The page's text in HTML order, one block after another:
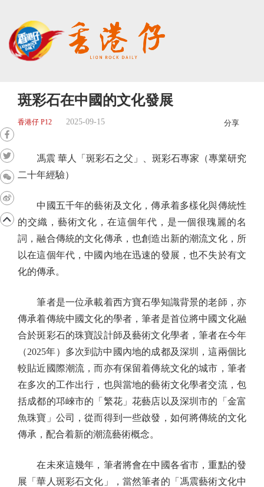
斑彩石在中國的文化發展
香港仔 P12 2025-09-15 分享
馮震 華人「斑彩石之父」、斑彩石專家（專業研究
二十年經驗）
中國五千年的藝術及文化，傳承着多樣化與傳統性
的交織，藝術文化，在這個年代，是一個很瑰麗的名
詞，融合傳統的文化傳承，也創造出新的潮流文化，所
以在這個年代，中國內地在迅速的發展，也不失於有文
化的傳承。
筆者是一位承載着西方寶石學知識背景的老師，亦
傳承着傳統中國文化的學者，筆者是首位將中國文化融
合於斑彩石的珠寶設計師及藝術文化學者，筆者在今年
（2025年）多次到訪中國內地的成都及深圳，這兩個比
較貼近國際潮流，而亦有保留着傳統文化的城市，筆者
在多次的工作出行，也與當地的藝術文化學者交流，包
括成都的邛崍市的「繁花」花藝店以及深圳市的「金富
魚珠寶」公司，從而得到一些啟發，如何將傳統的文化
傳承，配合着新的潮流藝術概念。
在未來這幾年，筆者將會在中國各省市，重點的發
展「華人斑彩石文化」，當然筆者的「馮震藝術文化中